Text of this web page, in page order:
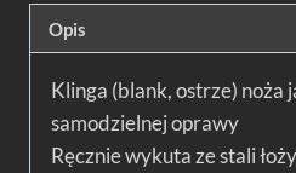
Opis
Klinga (blank, ostrze) noża
samodzielnej oprawy
Ręcznie wykuta ze stali